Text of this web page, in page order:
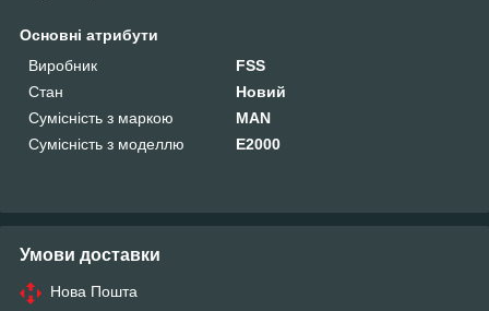
Основні атрибути
Виробник
FSS
Стан
Новий
Сумісність з маркою
MAN
Сумісність з моделлю
E2000
Умови доставки
Нова Пошта